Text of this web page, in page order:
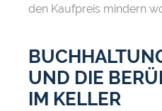
den Kaufpreis mindern
UND DIE
IM KELLER